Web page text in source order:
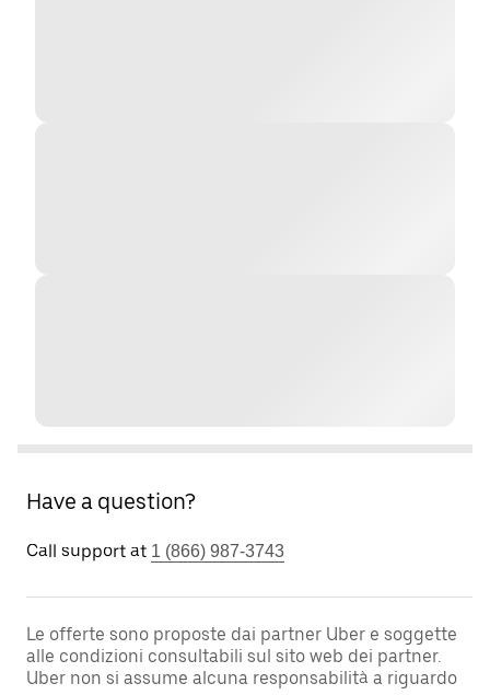
Have a question?
Call support at 1 (866) 987-3743
Le offerte sono proposte dai partner Uber e soggette
alle condizioni consultabili sul sito web dei partner.
Uber non si assume alcuna responsabilità a riguardo